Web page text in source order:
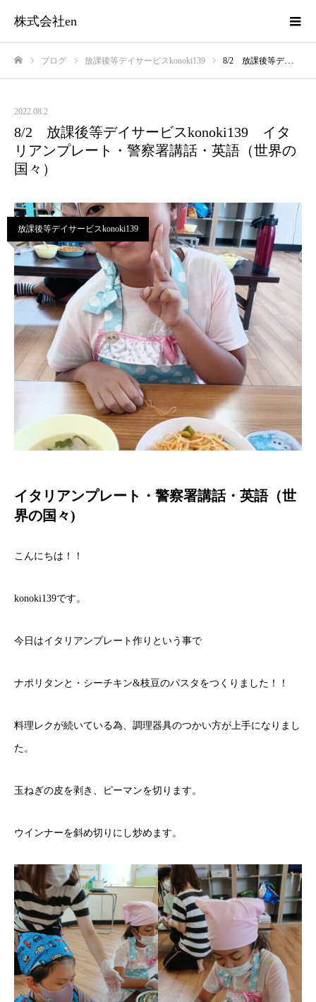
株式会社en
ブログ 放課後等デイサービスkonoki139 8/2 放課後等デイサービスkonoki139 イタリアンプレート・警察署講話・英語（世界の国々）
2022.08.2
8/2 放課後等デイサービスkonoki139 イタ
リアンプレート・警察署講話・英語（世界の
国々）
放課後等デイサービスkonoki139
イタリアンプレート・警察署講話・英語（世
界の国々)
こんにちは！！
konoki139です。
今日はイタリアンプレート作りという事で
ナポリタンと・シーチキン&枝豆のパスタをつくりました！！
料理レクが続いている為、調理器具のつかい方が上手になりまし
た。
玉ねぎの皮を剥き、ピーマンを切ります。
ウインナーを斜め切りにし炒めます。